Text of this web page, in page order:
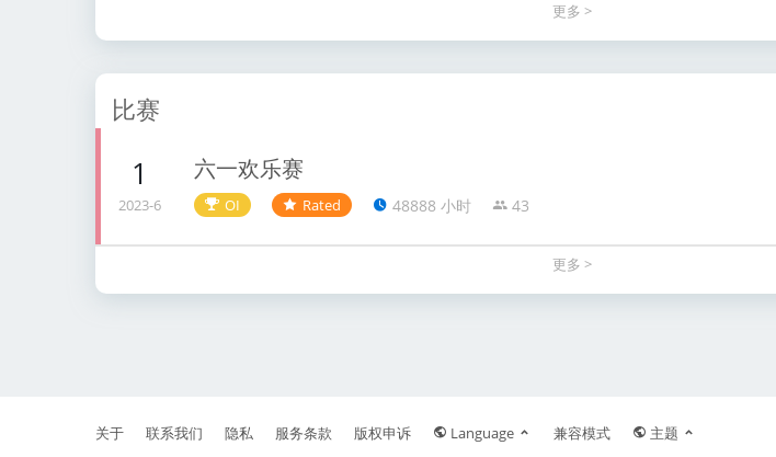
更多 >
比赛
1
2023-6
六一欢乐赛
OI Rated 48888 小时 43
更多 >
关于 联系我们 隐私 服务条款 版权申诉 Language 兼容模式 主题